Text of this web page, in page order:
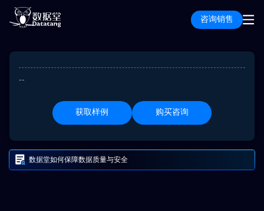
咨询销售
--
获取样例 购买咨询
数据堂如何保障数据质量与安全